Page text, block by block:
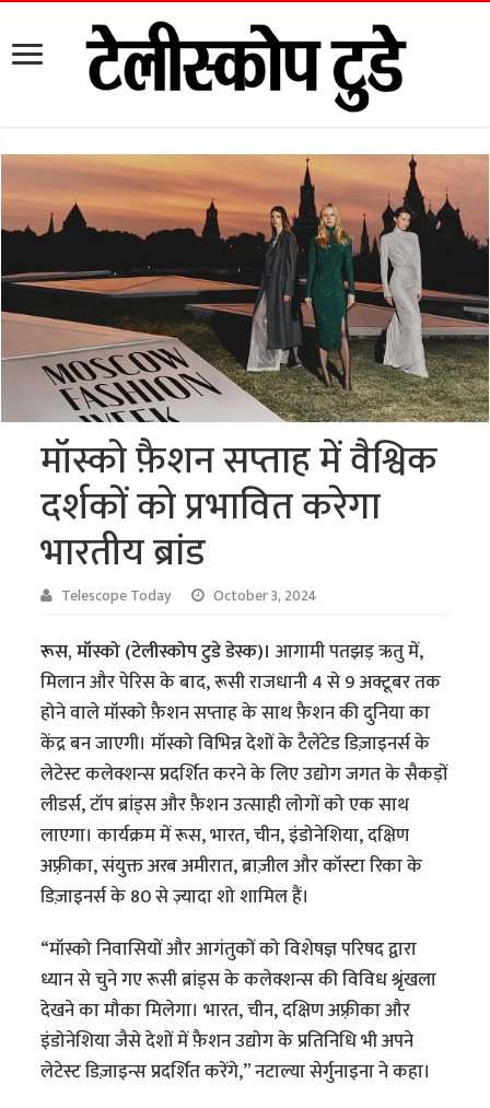
मॉस्को फ़ैशन सप्ताह में वैश्विक
दर्शकों को प्रभावित करेगा
भारतीय ब्रांड
Telescope Today October 3, 2024
रूस, मॉस्को (टेलीस्कोप टुडे डेस्क)।आगामी पतझड़ ऋतु में,
मिलान और पेरिस के बाद, रूसी राजधानी 4 से 9 अक्टूबर तक
होने वाले मॉस्को फ़ैशन सप्ताह के साथ फ़ैशन की दुनिया का
केंद्र बन जाएगी। मॉस्को विभिन्न देशों के टैलेंटेड डिज़ाइनर्स के
लेटेस्ट कलेक्शन्स प्रदर्शित करने के लिए उद्योग जगत के सैकड़ों
लीडर्स, टॉप ब्रांड्स और फ़ैशन उत्साही लोगों को एक साथ
लाएगा। कार्यक्रम में रूस, भारत, चीन, इंडोनेशिया, दक्षिण
अफ़्रीका, संयुक्त अरब अमीरात, ब्राज़ील और कॉस्टा रिका के
डिज़ाइनर्स के 80 से ज़्यादा शो शामिल हैं।
“मॉस्को निवासियों और आगंतुकों को विशेषज्ञ परिषद द्वारा
ध्यान से चुने गए रूसी ब्रांड्स के कलेक्शन्स की विविध श्रृंखला
देखने का मौका मिलेगा। भारत, चीन, दक्षिण अफ़्रीका और
इंडोनेशिया जैसे देशों में फ़ैशन उद्योग के प्रतिनिधि भी अपने
लेटेस्ट डिज़ाइन्स प्रदर्शित करेंगे,” नटाल्या सेर्गुनाइना ने कहा।